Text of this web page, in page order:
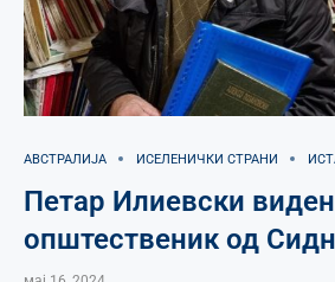
АВСТРАЛИЈА ИСЕЛЕНИЧКИ СТРАНИ
Петар Илиевски виден
општественик од